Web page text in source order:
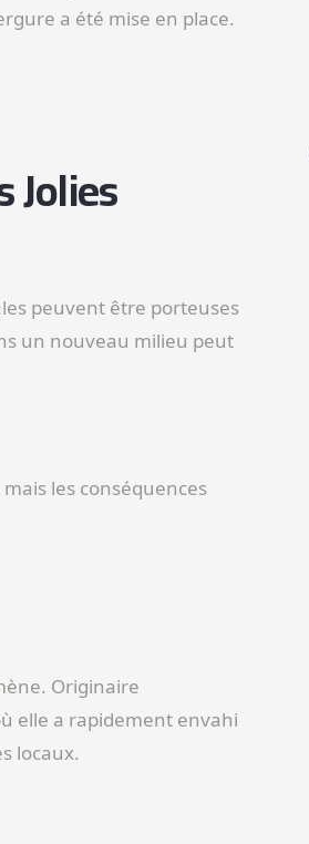
a été mise en place.
Jolies
peuvent être porteuses
un nouveau milieu peut
les conséquences
Originaire
elle a rapidement envahi
locaux.